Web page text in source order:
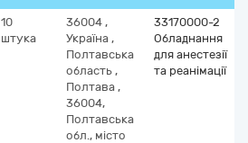
10
штука
36004 ,
Україна ,
Полтавська
область ,
Полтава ,
36004,
Полтавська
обл., місто
33170000-2
Обладнання
для анестезії
та реанімації